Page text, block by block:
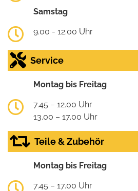
Samstag
9.00 - 12.00 Uhr
Service
Montag bis Freitag
7.45 – 12.00 Uhr
13.00 – 17.00 Uhr
Teile & Zubehör
Montag bis Freitag
7.45 – 17.00 Uhr